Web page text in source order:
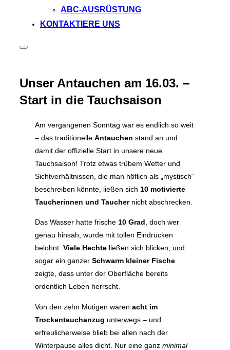
ABC‑AUSRÜSTUNG
KONTAKTIERE UNS
Seitenleiste
Unser Antauchen am 16.03. –
Start in die Tauchsaison
Am vergangenen Sonntag war es endlich so weit
– das traditionelle Antauchen stand an und
damit der offizielle Start in unsere neue
Tauchsaison! Trotz etwas trübem Wetter und
Sichtverhältnissen, die man höflich als „mystisch“
beschreiben könnte, ließen sich 10 motivierte
Taucherinnen und Tauchernicht abschrecken.
Das Wasser hatte frische 10 Grad, doch wer
genau hinsah, wurde mit tollen Eindrücken
belohnt: Viele Hechte ließen sich blicken, und
sogar ein ganzer Schwarm kleiner Fische
zeigte, dass unter der Oberfläche bereits
ordentlich Leben herrscht.
Von den zehn Mutigen waren acht im
Trockentauchanzug unterwegs – und
erfreulicherweise blieb bei allen nach der
Winterpause alles dicht. Nur eine ganz minimal